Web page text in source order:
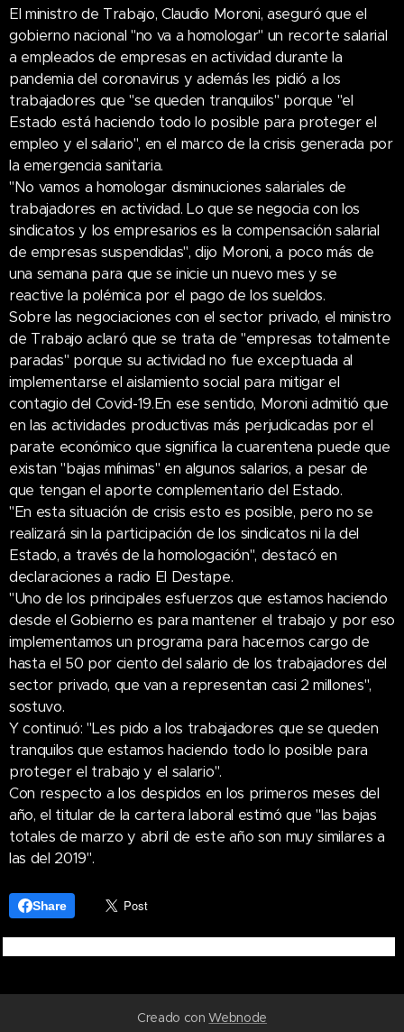
El ministro de Trabajo, Claudio Moroni, aseguró que el
gobierno nacional "no va a homologar" un recorte salarial
a empleados de empresas en actividad durante la
pandemia del coronavirus y además les pidió a los
trabajadores que "se queden tranquilos" porque "el
Estado está haciendo todo lo posible para proteger el
empleo y el salario", en el marco de la crisis generada por
la emergencia sanitaria.
"No vamos a homologar disminuciones salariales de
trabajadores en actividad. Lo que se negocia con los
sindicatos y los empresarios es la compensación salarial
de empresas suspendidas", dijo Moroni, a poco más de
una semana para que se inicie un nuevo mes y se
reactive la polémica por el pago de los sueldos.
Sobre las negociaciones con el sector privado, el ministro
de Trabajo aclaró que se trata de "empresas totalmente
paradas" porque su actividad no fue exceptuada al
implementarse el aislamiento social para mitigar el
contagio del Covid-19.En ese sentido, Moroni admitió que
en las actividades productivas más perjudicadas por el
parate económico que significa la cuarentena puede que
existan "bajas mínimas" en algunos salarios, a pesar de
que tengan el aporte complementario del Estado.
"En esta situación de crisis esto es posible, pero no se
realizará sin la participación de los sindicatos ni la del
Estado, a través de la homologación", destacó en
declaraciones a radio El Destape.
"Uno de los principales esfuerzos que estamos haciendo
desde el Gobierno es para mantener el trabajo y por eso
implementamos un programa para hacernos cargo de
hasta el 50 por ciento del salario de los trabajadores del
sector privado, que van a representan casi 2 millones",
sostuvo.
Y continuó: "Les pido a los trabajadores que se queden
tranquilos que estamos haciendo todo lo posible para
proteger el trabajo y el salario".
Con respecto a los despidos en los primeros meses del
año, el titular de la cartera laboral estimó que "las bajas
totales de marzo y abril de este año son muy similares a
las del 2019".
Share
Creado conWebnode